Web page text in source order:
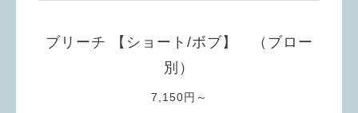
ブリーチ 【ショート/ボブ】 （ブロー
別）
7,150円～